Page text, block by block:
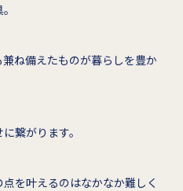
ね備えたものが暮らしを豊か
繋がります。
を叶えるのはなかなか難しく